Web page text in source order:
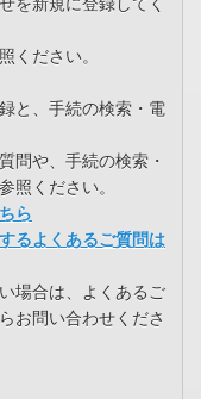
を新規に登録してく
ください。
と、手続の検索・電
問や、手続の検索・
照ください。
ら
るよくあるご質問は
場合は、よくあるご
お問い合わせくださ